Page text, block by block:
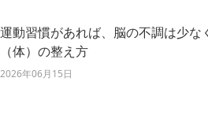
運動習慣があれば、脳の不調は少
（体）の整え方
2026年06月15日